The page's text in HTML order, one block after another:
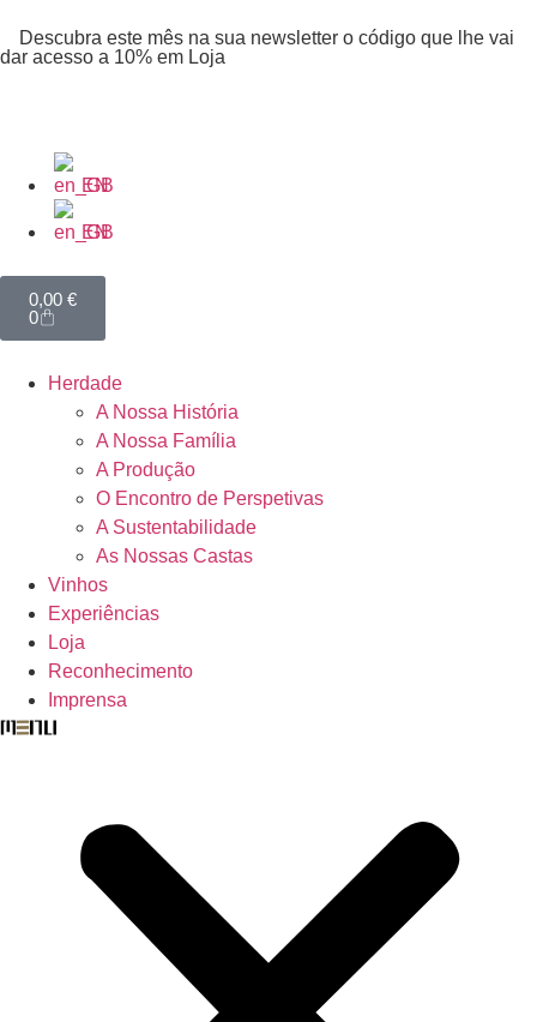
Descubra este mês na sua newsletter o código que lhe vai
dar acesso a 10% em Loja
EN
EN
0,00 €
0
Herdade
A Nossa História
A Nossa Família
A Produção
O Encontro de Perspetivas
A Sustentabilidade
As Nossas Castas
Vinhos
Experiências
Loja
Reconhecimento
Imprensa